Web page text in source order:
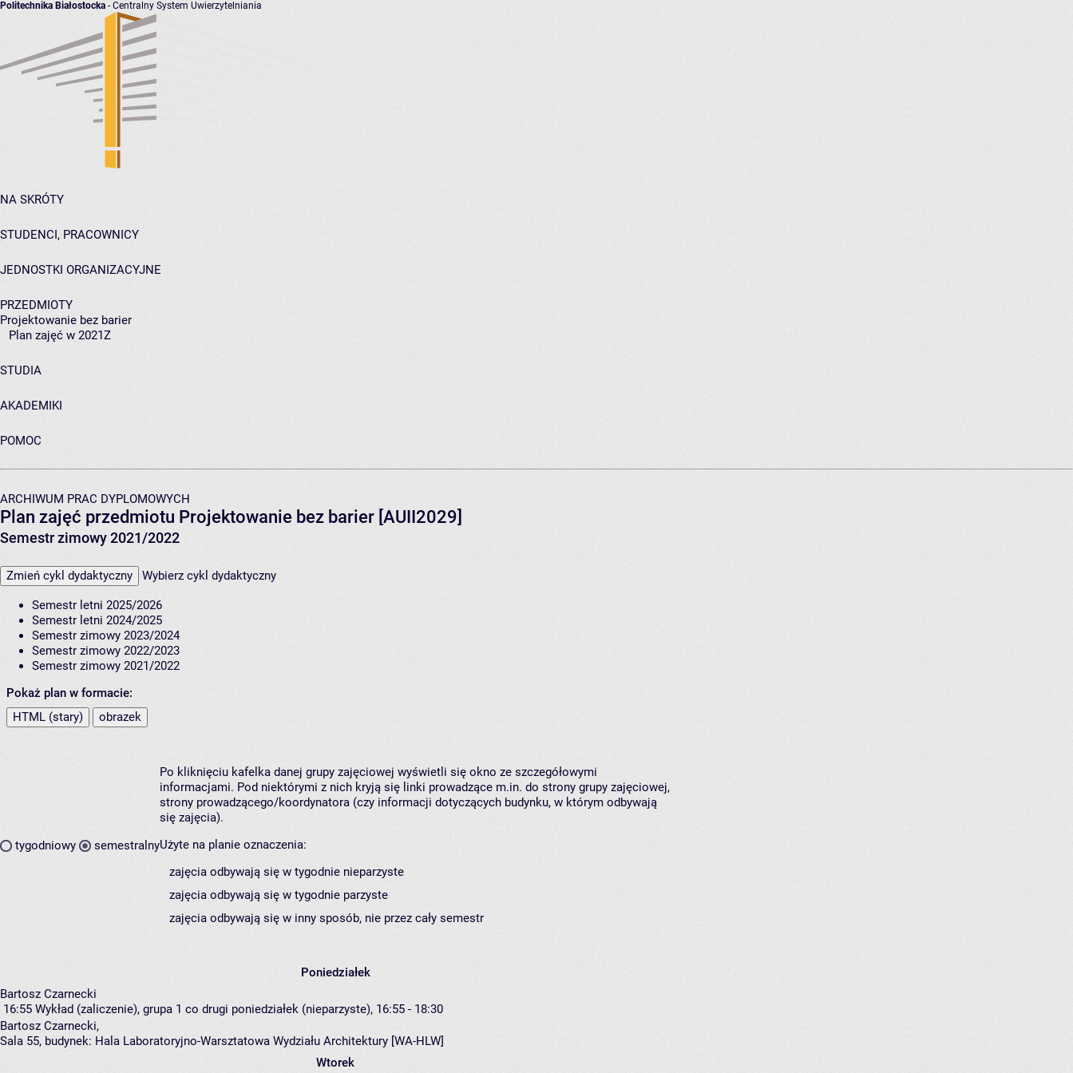
Politechnika Białostocka - Centralny System Uwierzytelniania
NA SKRÓTY
STUDENCI, PRACOWNICY
JEDNOSTKI ORGANIZACYJNE
PRZEDMIOTY
Projektowanie bez barier
Plan zajęć w 2021Z
STUDIA
AKADEMIKI
POMOC
ARCHIWUM PRAC DYPLOMOWYCH
Plan zajęć przedmiotu Projektowanie bez barier [AUII2029]
Semestr zimowy 2021/2022
Zmień cykl dydaktyczny Wybierz cykl dydaktyczny
Semestr letni 2025/2026
Semestr letni 2024/2025
Semestr zimowy 2023/2024
Semestr zimowy 2022/2023
Semestr zimowy 2021/2022
Pokaż plan w formacie:
HTML (stary)
obrazek
tygodniowy semestralny
Po kliknięciu kafelka danej grupy zajęciowej wyświetli się okno ze szczegółowymi
informacjami. Pod niektórymi z nich kryją się linki prowadzące m.in. do strony grupy zajęciowej,
strony prowadzącego/koordynatora (czy informacji dotyczących budynku, w którym odbywają
się zajęcia).
Użyte na planie oznaczenia:
zajęcia odbywają się w tygodnie nieparzyste
zajęcia odbywają się w tygodnie parzyste
zajęcia odbywają się w inny sposób, nie przez cały semestr
Poniedziałek
Bartosz Czarnecki
16:55 Wykład (zaliczenie), grupa 1 co drugi poniedziałek (nieparzyste), 16:55 - 18:30
Bartosz Czarnecki,
Sala 55, budynek: Hala Laboratoryjno-Warsztatowa Wydziału Architektury [WA-HLW]
Wtorek